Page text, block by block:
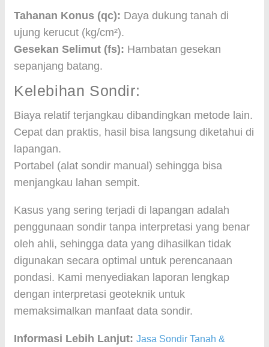
Tahanan Konus (qc): Daya dukung tanah di
ujung kerucut (kg/cm²).
Gesekan Selimut (fs): Hambatan gesekan
sepanjang batang.
Kelebihan Sondir:
Biaya relatif terjangkau dibandingkan metode lain.
Cepat dan praktis, hasil bisa langsung diketahui di
lapangan.
Portabel (alat sondir manual) sehingga bisa
menjangkau lahan sempit.
Kasus yang sering terjadi di lapangan adalah
penggunaan sondir tanpa interpretasi yang benar
oleh ahli, sehingga data yang dihasilkan tidak
digunakan secara optimal untuk perencanaan
pondasi. Kami menyediakan laporan lengkap
dengan interpretasi geoteknik untuk
memaksimalkan manfaat data sondir.
Informasi Lebih Lanjut: Jasa Sondir Tanah &